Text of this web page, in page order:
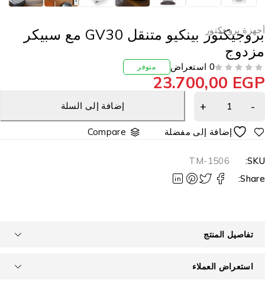
بروجكتور
بروجيكتور بينكيو متنقل GV30 مع سبيكر
0 استعراض متوفر
23.700,00
إضافة إلى السلة
Compare
TM-1506
تفاصيل المنتج
استعراض العملاء